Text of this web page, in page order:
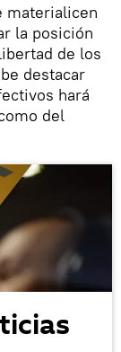
materialicen
la posición
de los
destacar
hará
del